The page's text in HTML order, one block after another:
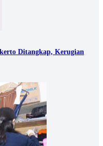
Ditangkap, Kerugian